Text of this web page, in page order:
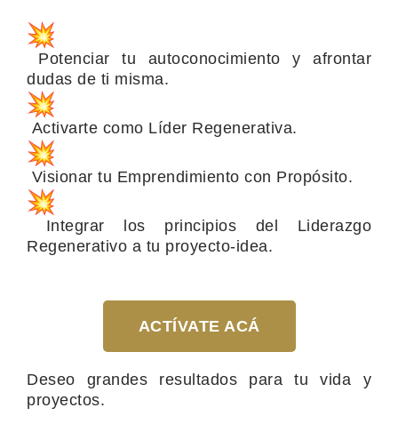
Potenciar tu autoconocimiento y afrontar
dudas de ti misma.
Activarte como Líder Regenerativa.
Visionar tu Emprendimiento con Propósito.
Integrar los principios del Liderazgo
Regenerativo a tu proyecto-idea.
ACTÍVATE ACÁ
Deseo grandes resultados para tu vida y
proyectos.